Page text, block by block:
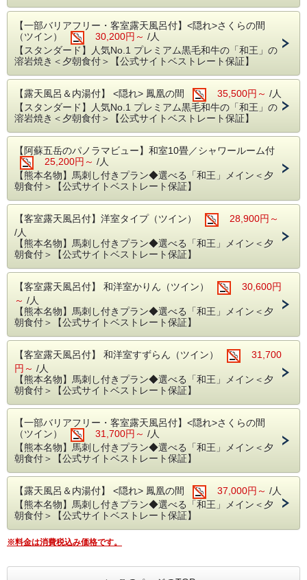
【一部バリアフリー・客室露天風呂付】<隠れ>さくらの間
（ツイン）
30,200円～ /人
【スタンダード】人気No.1 プレミアム黒毛和牛の「和王」の
溶岩焼き＜夕朝食付＞【公式サイトベストレート保証】
【露天風呂＆内湯付】 <隠れ> 鳳凰の間 35,500円～ /人
【スタンダード】人気No.1 プレミアム黒毛和牛の「和王」の
溶岩焼き＜夕朝食付＞【公式サイトベストレート保証】
【阿蘇五岳のパノラマビュー】和室10畳／シャワールーム付
25,200円～ /人
【熊本名物】馬刺し付きプラン◆選べる「和王」メイン＜夕
朝食付＞【公式サイトベストレート保証】
【客室露天風呂付】洋室タイプ（ツイン）
28,900円～
/人
【熊本名物】馬刺し付きプラン◆選べる「和王」メイン＜夕
朝食付＞【公式サイトベストレート保証】
【客室露天風呂付】 和洋室かりん（ツイン）
30,600円
～ /人
【熊本名物】馬刺し付きプラン◆選べる「和王」メイン＜夕
朝食付＞【公式サイトベストレート保証】
【客室露天風呂付】 和洋室すずらん（ツイン）
31,700
円～ /人
【熊本名物】馬刺し付きプラン◆選べる「和王」メイン＜夕
朝食付＞【公式サイトベストレート保証】
【一部バリアフリー・客室露天風呂付】<隠れ>さくらの間
（ツイン）
31,700円～ /人
【熊本名物】馬刺し付きプラン◆選べる「和王」メイン＜夕
朝食付＞【公式サイトベストレート保証】
【露天風呂＆内湯付】 <隠れ> 鳳凰の間 37,000円～ /人
【熊本名物】馬刺し付きプラン◆選べる「和王」メイン＜夕
朝食付＞【公式サイトベストレート保証】
※料金は消費税込み価格です。